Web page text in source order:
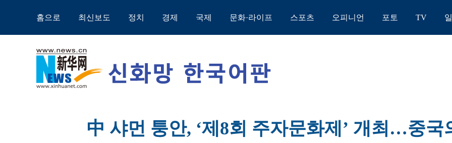
홈으로 최신보도 정치 경제 국제 문화·라이프 스포츠 오피니언 포토 TV
中 샤먼 퉁안, ‘제8회 주자문화제’ 개최…중국